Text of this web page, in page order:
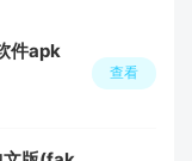
件apk
查看